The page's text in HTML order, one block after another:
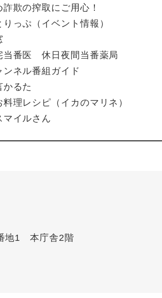
欺の搾取にご用心！
っぷ（イベント情報）
当番医 休日夜間当番薬局
ンネル番組ガイド
かるた
理レシピ（イカのマリネ）
マイルさん
地1 本庁舎2階